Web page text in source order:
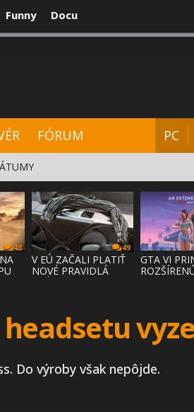
Funny Docu
FÓRUM PC
48 49
V EÚ ZAČALI PLATIŤ
NOVÉ PRAVIDLÁ
GTA VI
headsetu
Do výroby však nepôjde.